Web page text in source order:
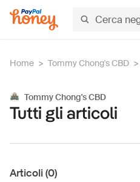
Home > Tommy Chong's CBD >
Tommy Chong's CBD
Tutti gli articoli
Articoli (0)